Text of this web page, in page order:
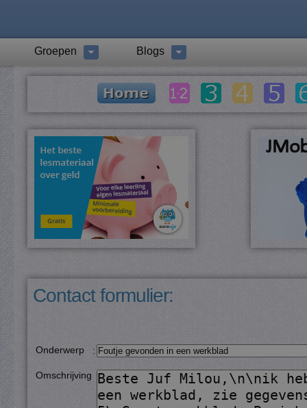
Groepen Blogs
Contact formulier:
Onderwerp :
Omschrijving